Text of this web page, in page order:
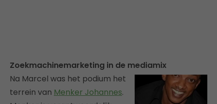
Zoekmachinemarketing in de mediamix
Na Marcel was het podium het
terrein van Menker Johannes.